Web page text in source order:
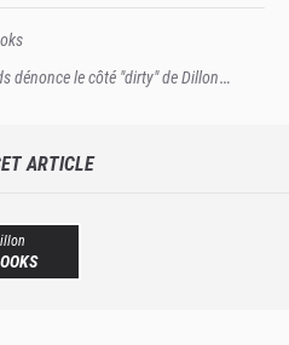
dénonce le côté "dirty" de Dillon
ARTICLE